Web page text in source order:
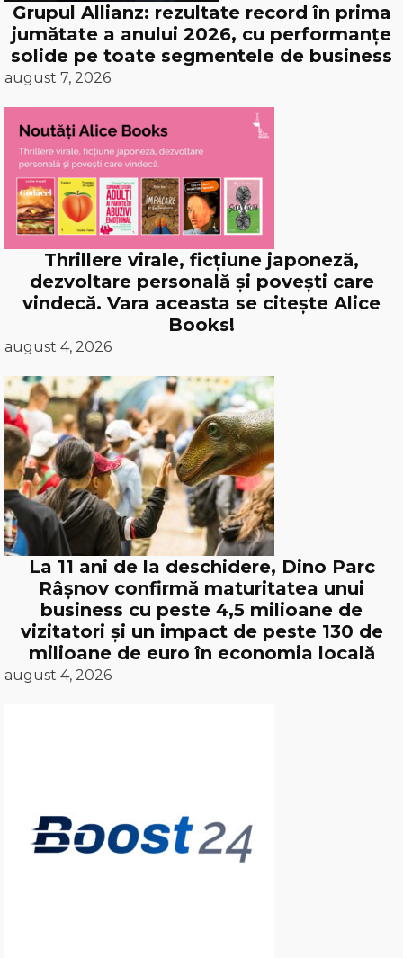
Grupul Allianz: rezultate record în prima
jumătate a anului 2026, cu performanțe
solide pe toate segmentele de business
august 7, 2026
Thrillere virale, ficțiune japoneză,
dezvoltare personală și povești care
vindecă. Vara aceasta se citește Alice
Books!
august 4, 2026
La 11 ani de la deschidere, Dino Parc
Râșnov confirmă maturitatea unui
business cu peste 4,5 milioane de
vizitatori și un impact de peste 130 de
milioane de euro în economia locală
august 4, 2026